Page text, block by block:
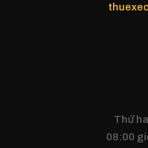
Thứ
08:00